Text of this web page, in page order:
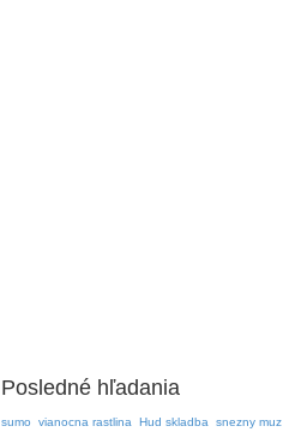
Posledné hľadania
sumo vianocna rastlina Hud skladba snezny muz